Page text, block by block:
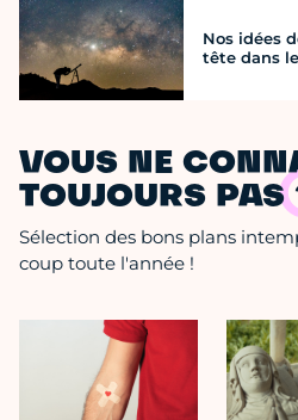
Nos idées
tête dans
VOUS NE
TOUJOURS PAS
Sélection des bons plans
coup toute l'année !